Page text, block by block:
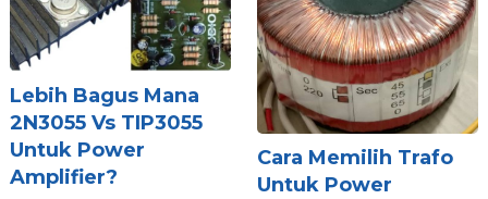
Lebih Bagus Mana
2N3055 Vs TIP3055
Untuk Power
Amplifier?
Cara Memilih Trafo
Untuk Power